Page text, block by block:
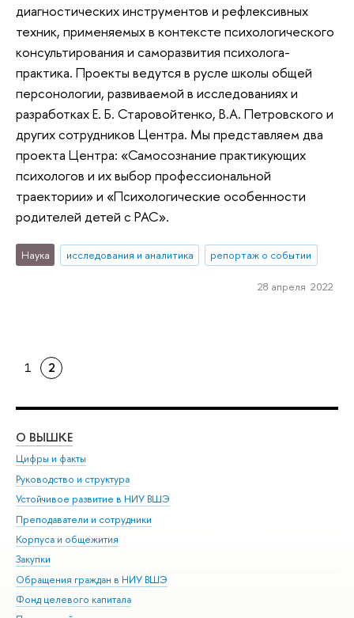
диагностических инструментов и рефлексивных
техник, применяемых в контексте психологического
консультирования и саморазвития психолога-
практика. Проекты ведутся в русле школы общей
персонологии, развиваемой в исследованиях и
разработках Е. Б. Старовойтенко, В.А. Петровского и
других сотрудников Центра. Мы представляем два
проекта Центра: «Самосознание практикующих
психологов и их выбор профессиональной
траектории» и «Психологические особенности
родителей детей с РАС».
Наука исследования и аналитика репортаж о событии
28 апреля 2022
1 2
О ВЫШКЕ
Цифры и факты
Руководство и структура
Устойчивое развитие в НИУ ВШЭ
Преподаватели и сотрудники
Корпуса и общежития
Закупки
Обращения граждан в НИУ ВШЭ
Фонд целевого капитала